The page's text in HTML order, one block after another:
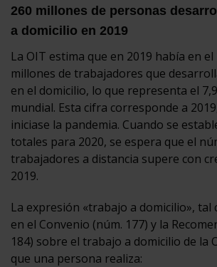
260 millones de personas
a domicilio en 2019
La OIT estima que en 2019 había en
millones de trabajadores que
en el domicilio, lo que representa el
mundial. Esta cifra corresponde a
iniciase la pandemia. Cuando se
totales para 2020, se espera que el
trabajadores a distancia supere con
2019.
La expresión «trabajo a domicilio», tal
en el Convenio (núm. 177) y la
184) sobre el trabajo a domicilio de la
que una persona realiza: